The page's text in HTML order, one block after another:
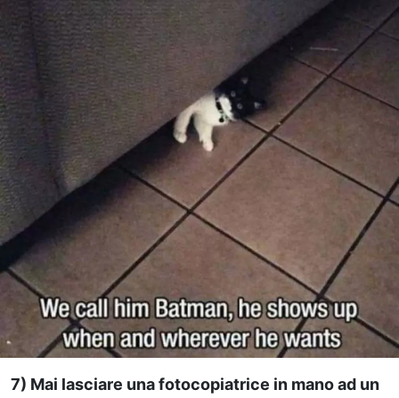
7) Mai lasciare una fotocopiatrice in mano ad un